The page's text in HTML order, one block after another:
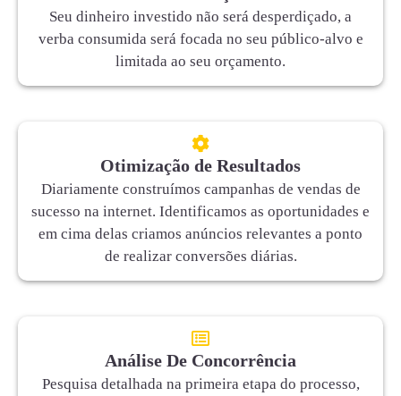
Seu dinheiro investido não será desperdiçado, a
verba consumida será focada no seu público-alvo e
limitada ao seu orçamento.
Otimização de Resultados
Diariamente construímos campanhas de vendas de
sucesso na internet. Identificamos as oportunidades e
em cima delas criamos anúncios relevantes a ponto
de realizar conversões diárias.
Análise De Concorrência
Pesquisa detalhada na primeira etapa do processo,